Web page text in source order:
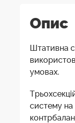
Опис
Штативна
умовах.
систему на